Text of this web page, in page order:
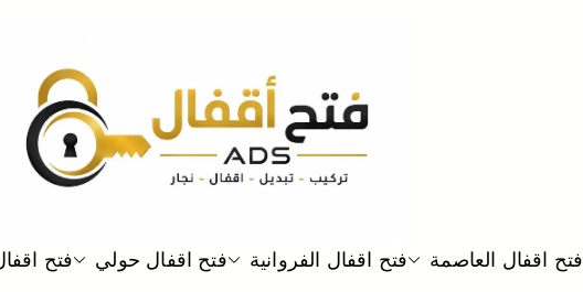
فتح اقفال ADS
خدمة فتح اقفال الابواب فتح اقفال العاصمة فتح اقفال الفروانية فتح اقفال حولي فتح